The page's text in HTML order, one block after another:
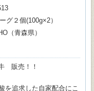
グ２個(100g×2）
（青森県）
販売！！
を追求した自家配合にこ